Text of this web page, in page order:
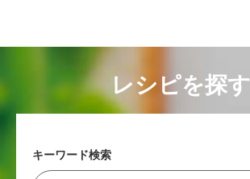
レシピを探す
キーワード検索